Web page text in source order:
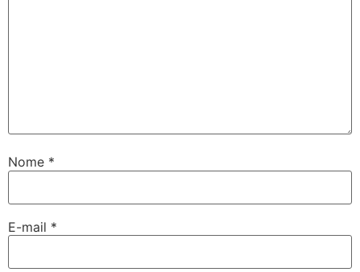
Nome *
E-mail *